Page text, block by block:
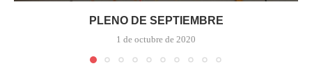
PLENO DE SEPTIEMBRE
1 de octubre de 2020